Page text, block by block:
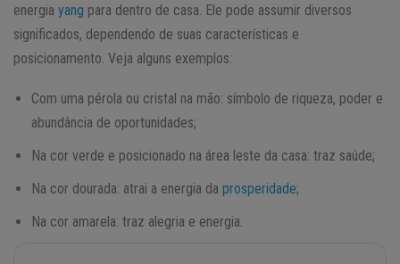
energia yang para dentro de casa. Ele pode assumir diversos
significados, dependendo de suas características e
posicionamento. Veja alguns exemplos:
Com uma pérola ou cristal na mão: símbolo de riqueza, poder e
abundância de oportunidades;
Na cor verde e posicionado na área leste da casa: traz saúde;
Na cor dourada: atrai a energia da prosperidade;
Na cor amarela: traz alegria e energia.